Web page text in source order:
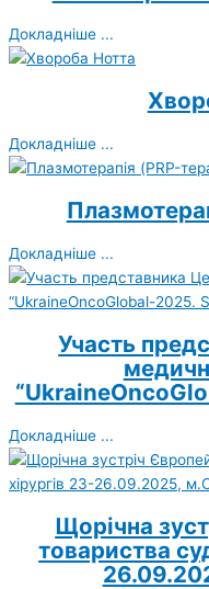
Докладніше ...
Докладніше ...
Докладніше ...
Участь
Докладніше ...
Щорічна
товариства